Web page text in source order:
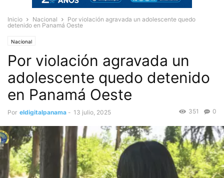
Inicio Nacional
Por violación agravada un adolescente quedo
detenido en Panamá Oeste
Nacional
Por violación agravada un
adolescente quedo detenido
en Panamá Oeste
Por eldigitalpanama - 13 julio, 2025 0
351